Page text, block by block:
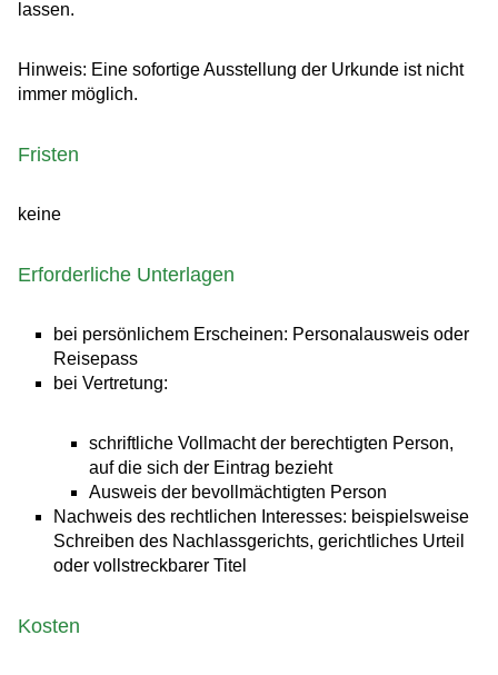
lassen.
Hinweis: Eine sofortige Ausstellung der Urkunde ist nicht
immer möglich.
Fristen
keine
Erforderliche Unterlagen
bei persönlichem Erscheinen: Personalausweis oder
Reisepass
bei Vertretung:
schriftliche Vollmacht der berechtigten Person,
auf die sich der Eintrag bezieht
Ausweis der bevollmächtigten Person
Nachweis des rechtlichen Interesses: beispielsweise
Schreiben des Nachlassgerichts, gerichtliches Urteil
oder vollstreckbarer Titel
Kosten